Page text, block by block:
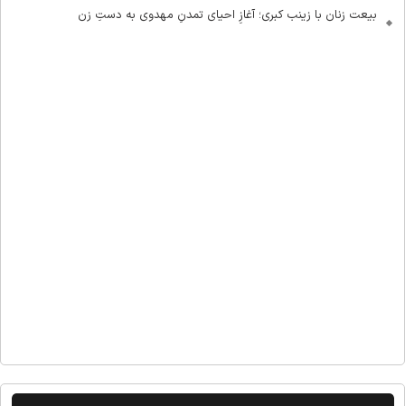
بیعت زنان با زینب کبری؛ آغازِ احیای تمدنِ مهدوی به دستِ زن